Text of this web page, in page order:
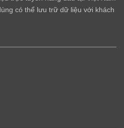
có thể lưu trữ dữ liệu với khách